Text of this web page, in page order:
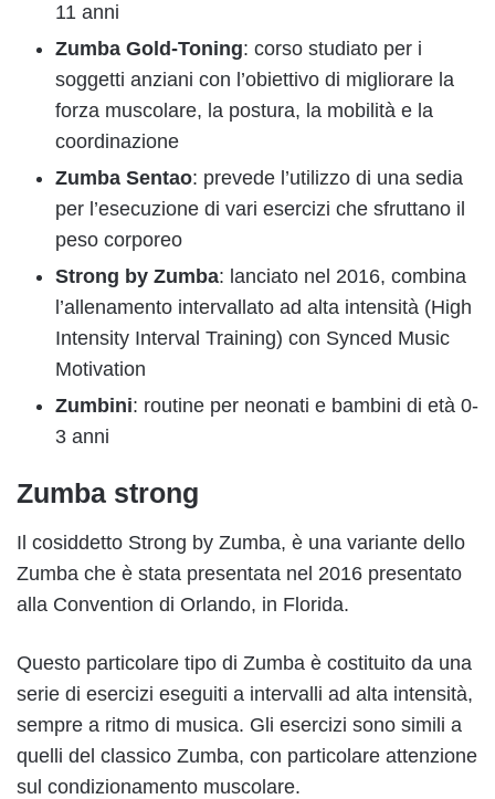
11 anni
Zumba Gold-Toning: corso studiato per i
soggetti anziani con l’obiettivo di migliorare la
forza muscolare, la postura, la mobilità e la
coordinazione
Zumba Sentao: prevede l’utilizzo di una sedia
per l’esecuzione di vari esercizi che sfruttano il
peso corporeo
Strong by Zumba: lanciato nel 2016, combina
l’allenamento intervallato ad alta intensità (High
Intensity Interval Training) con Synced Music
Motivation
Zumbini: routine per neonati e bambini di età 0-
3 anni
Zumba strong
Il cosiddetto Strong by Zumba, è una variante dello
Zumba che è stata presentata nel 2016 presentato
alla Convention di Orlando, in Florida.
Questo particolare tipo di Zumba è costituito da una
serie di esercizi eseguiti a intervalli ad alta intensità,
sempre a ritmo di musica. Gli esercizi sono simili a
quelli del classico Zumba, con particolare attenzione
sul condizionamento muscolare.